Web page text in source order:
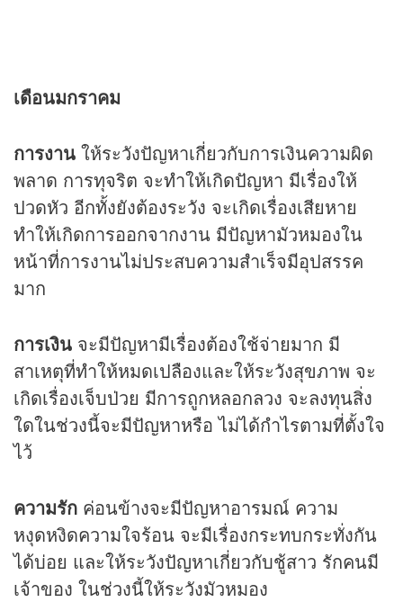
เดือนมกราคม
การงาน ให้ระวังปัญหาเกี่ยวกับการเงินความผิด
พลาด การทุจริต จะทำให้เกิดปัญหา มีเรื่องให้
ปวดหัว อีกทั้งยังต้องระวัง จะเกิดเรื่องเสียหาย
ทำให้เกิดการออกจากงาน มีปัญหามัวหมองใน
หน้าที่การงานไม่ประสบความสำเร็จมีอุปสรรค
มาก
การเงิน จะมีปัญหามีเรื่องต้องใช้จ่ายมาก มี
สาเหตุที่ทำให้หมดเปลืองและให้ระวังสุขภาพ จะ
เกิดเรื่องเจ็บป่วย มีการถูกหลอกลวง จะลงทุนสิ่ง
ใดในช่วงนี้จะมีปัญหาหรือ ไม่ได้กำไรตามที่ตั้งใจ
ไว้
ความรัก ค่อนข้างจะมีปัญหาอารมณ์ ความ
หงุดหงิดความใจร้อน จะมีเรื่องกระทบกระทั่งกัน
ได้บ่อย และให้ระวังปัญหาเกี่ยวกับชู้สาว รักคนมี
เจ้าของ ในช่วงนี้ให้ระวังมัวหมอง